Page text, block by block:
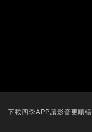
下載四季APP讓影音更順暢